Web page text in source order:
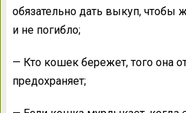
обязательно дать выкуп, чтобы
и не погибло;
— Кто кошек бережет, того она
предохраняет;